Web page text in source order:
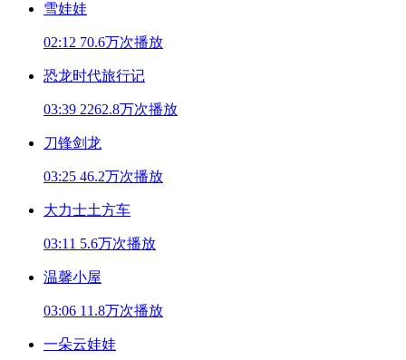
雪娃娃
02:12 70.6万次播放
恐龙时代旅行记
03:39 2262.8万次播放
刀锋剑龙
03:25 46.2万次播放
大力士土方车
03:11 5.6万次播放
温馨小屋
03:06 11.8万次播放
一朵云娃娃